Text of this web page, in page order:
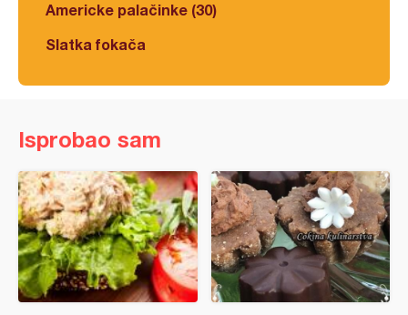
Americke palačinke (30)
Slatka fokača
Isprobao sam